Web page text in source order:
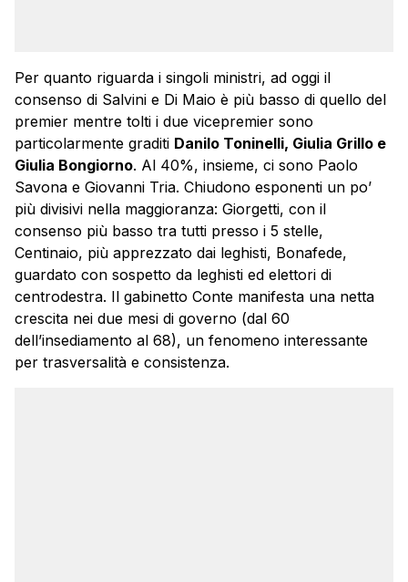
Per quanto riguarda i singoli ministri, ad oggi il
consenso di Salvini e Di Maio è più basso di quello del
premier mentre tolti i due vicepremier sono
particolarmente graditi Danilo Toninelli, Giulia Grillo e
Giulia Bongiorno. Al 40%, insieme, ci sono Paolo
Savona e Giovanni Tria. Chiudono esponenti un po’
più divisivi nella maggioranza: Giorgetti, con il
consenso più basso tra tutti presso i 5 stelle,
Centinaio, più apprezzato dai leghisti, Bonafede,
guardato con sospetto da leghisti ed elettori di
centrodestra. Il gabinetto Conte manifesta una netta
crescita nei due mesi di governo (dal 60
dell’insediamento al 68), un fenomeno interessante
per trasversalità e consistenza.